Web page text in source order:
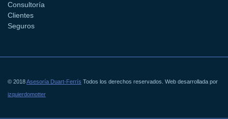
Consultoría
Clientes
Seguros
© 2018Asesoría Duart-Ferrís Todos los derechos reservados. Web desarrollada por
izquierdomotter